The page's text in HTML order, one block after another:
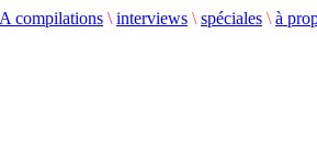
compilations \ interviews \ spéciales \ à